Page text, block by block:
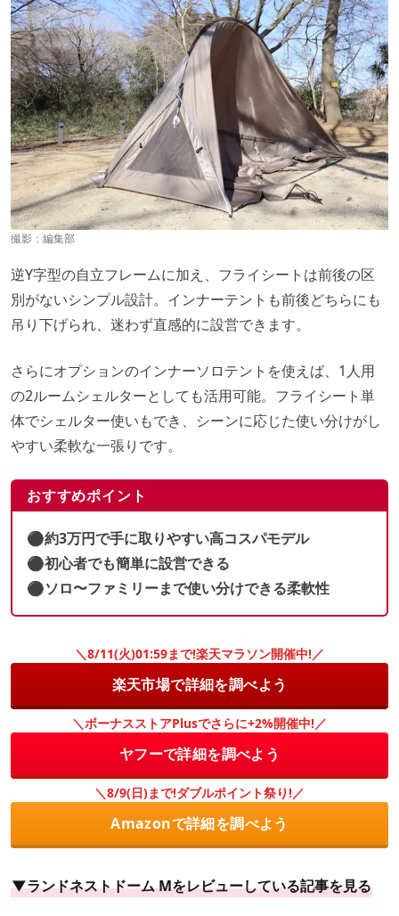
撮影：編集部
逆Y字型の自立フレームに加え、フライシートは前後の区
別がないシンプル設計。インナーテントも前後どちらにも
吊り下げられ、迷わず直感的に設営できます。
さらにオプションのインナーソロテントを使えば、1人用
の2ルームシェルターとしても活用可能。フライシート単
体でシェルター使いもでき、シーンに応じた使い分けがし
やすい柔軟な一張りです。
おすすめポイント
⚫︎約3万円で手に取りやすい高コスパモデル
⚫︎初心者でも簡単に設営できる
⚫︎ソロ〜ファミリーまで使い分けできる柔軟性
＼8/11(火)01:59まで!楽天マラソン開催中!／
楽天市場で詳細を調べよう
＼ボーナスストアPlusでさらに+2%開催中!／
ヤフーで詳細を調べよう
＼8/9(日)まで!ダブルポイント祭り!／
Amazonで詳細を調べよう
▼ランドネストドーム Mをレビューしている記事を見る